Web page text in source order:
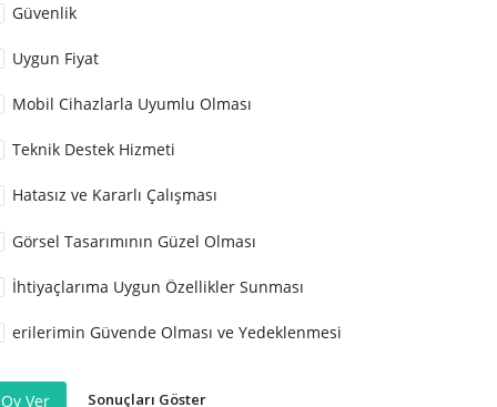
Güvenlik
Uygun Fiyat
Mobil Cihazlarla Uyumlu Olması
Teknik Destek Hizmeti
Hatasız ve Kararlı Çalışması
Görsel Tasarımının Güzel Olması
İhtiyaçlarıma Uygun Özellikler Sunması
erilerimin Güvende Olması ve Yedeklenmesi
Oy Ver Sonuçları Göster